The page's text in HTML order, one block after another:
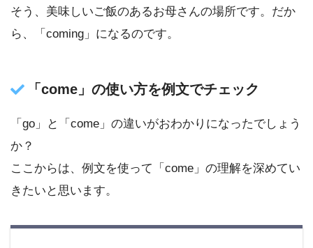
そう、美味しいご飯のあるお母さんの場所です。だか
ら、「coming」になるのです。
「come」の使い方を例文でチェック
「go」と「come」の違いがおわかりになったでしょう
か？
ここからは、例文を使って「come」の理解を深めてい
きたいと思います。